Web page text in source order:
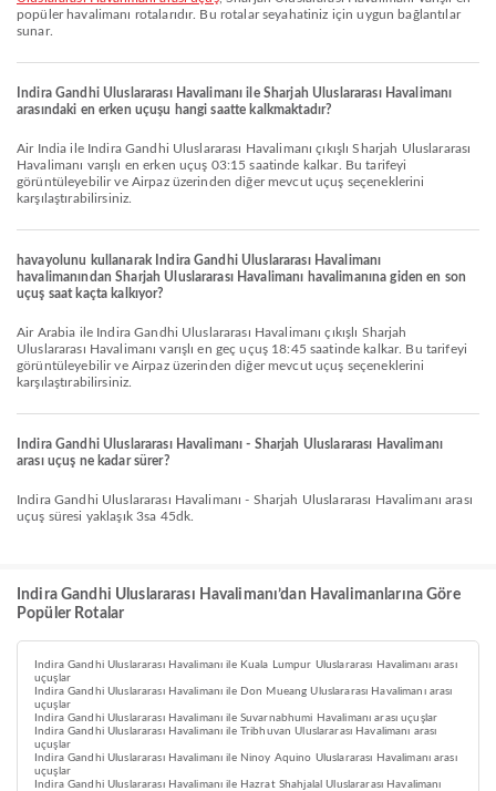
popüler havalimanı rotalarıdır. Bu rotalar seyahatiniz için uygun bağlantılar
sunar.
Indira Gandhi Uluslararası Havalimanı ile Sharjah Uluslararası Havalimanı
arasındaki en erken uçuşu hangi saatte kalkmaktadır?
Air India ile Indira Gandhi Uluslararası Havalimanı çıkışlı Sharjah Uluslararası
Havalimanı varışlı en erken uçuş 03:15 saatinde kalkar. Bu tarifeyi
görüntüleyebilir ve Airpaz üzerinden diğer mevcut uçuş seçeneklerini
karşılaştırabilirsiniz.
havayolunu kullanarak Indira Gandhi Uluslararası Havalimanı
havalimanından Sharjah Uluslararası Havalimanı havalimanına giden en son
uçuş saat kaçta kalkıyor?
Air Arabia ile Indira Gandhi Uluslararası Havalimanı çıkışlı Sharjah
Uluslararası Havalimanı varışlı en geç uçuş 18:45 saatinde kalkar. Bu tarifeyi
görüntüleyebilir ve Airpaz üzerinden diğer mevcut uçuş seçeneklerini
karşılaştırabilirsiniz.
Indira Gandhi Uluslararası Havalimanı - Sharjah Uluslararası Havalimanı
arası uçuş ne kadar sürer?
Indira Gandhi Uluslararası Havalimanı - Sharjah Uluslararası Havalimanı arası
uçuş süresi yaklaşık 3sa 45dk.
Indira Gandhi Uluslararası Havalimanı’dan Havalimanlarına Göre
Popüler Rotalar
Indira Gandhi Uluslararası Havalimanı ile Kuala Lumpur Uluslararası Havalimanı arası
uçuşlar
Indira Gandhi Uluslararası Havalimanı ile Don Mueang Uluslararası Havalimanı arası
uçuşlar
Indira Gandhi Uluslararası Havalimanı ile Suvarnabhumi Havalimanı arası uçuşlar
Indira Gandhi Uluslararası Havalimanı ile Tribhuvan Uluslararası Havalimanı arası
uçuşlar
Indira Gandhi Uluslararası Havalimanı ile Ninoy Aquino Uluslararası Havalimanı arası
uçuşlar
Indira Gandhi Uluslararası Havalimanı ile Hazrat Shahjalal Uluslararası Havalimanı